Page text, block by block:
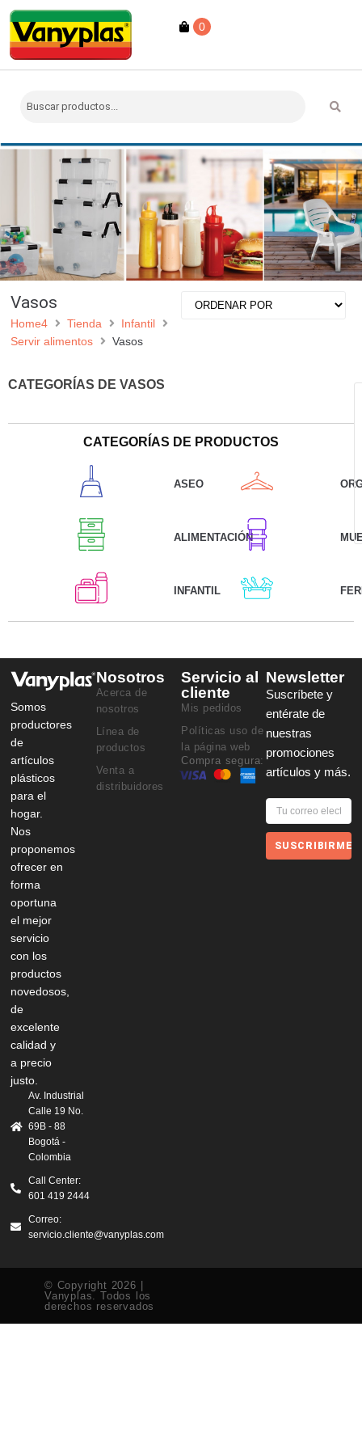
0
Vasos
Home4 Tienda
Infantil
Servir alimentos
Vasos
CATEGORÍAS DE VASOS
CATEGORÍAS DE PRODUCTOS
ASEO
ALIMENTACIÓN
INFANTIL
Somos
productores
de
artículos
plásticos
para el
hogar.
Nos
proponemos
ofrecer en
forma
oportuna
el mejor
servicio
con los
productos
novedosos,
de
excelente
calidad y
a precio
justo.
Av. Industrial
Calle 19 No.
69B - 88
Bogotá -
Colombia
Call Center:
601 419 2444
Correo:
servicio.cliente@vanyplas.com
Nosotros
Acerca de
nosotros
Línea de
productos
Venta a
distribuidores
Servicio al
cliente
Mis pedidos
Políticas uso de
la página web
Compra segura:
Newsletter
Suscríbete y
entérate de
nuestras
promociones
artículos y más.
SUSCRIBIRME
© Copyright 2026 |
Vanyplas. Todos los
derechos reservados